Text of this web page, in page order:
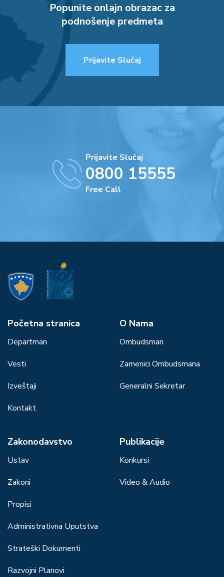
Popunite onlajn obrazac za
podnošenje predmeta
Prijavite Slučaj
Prijavite Slučaj
0800 15555
Free Call
Početna stranica
Departman
Vesti
Izveštaji
Kontakt
О Nama
Ombudsman
Zamenici Ombudsmana
Generalni Sekretar
Zakonodavstvo
Ustav
Zakoni
Propisi
Administrativna Uputstva
Strateški Dokumenti
Razvojni Planovi
Publikacije
Konkursi
Video & Audio